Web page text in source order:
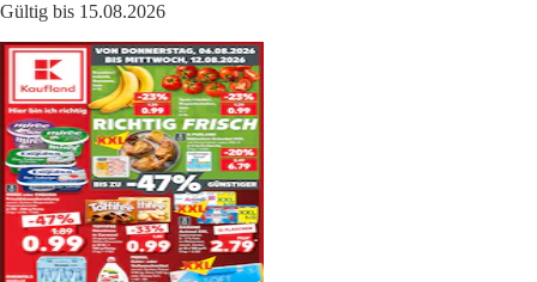
Gültig bis 15.08.2026